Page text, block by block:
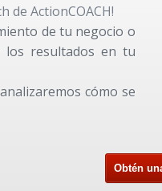
de ActionCOACH!
de tu negocio o
los resultados en tu
cómo se
Obtén